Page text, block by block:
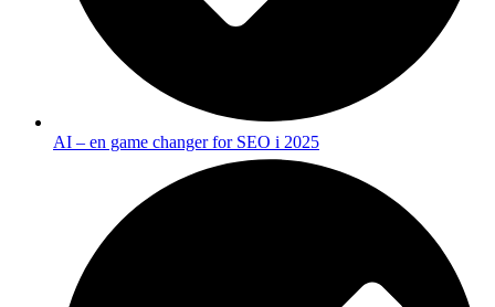
AI – en game changer for SEO i 2025